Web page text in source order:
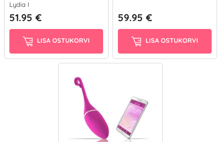
Lydia I
51.95 €
LISA OSTUKORVI
59.95 €
LISA OSTUKORVI